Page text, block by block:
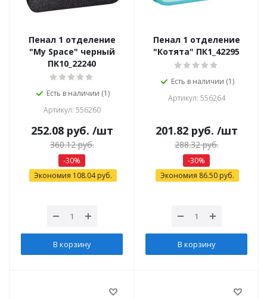
Пенал 1 отделение
"My Space" черный
ПK10_22240
Есть в наличии (1)
Артикул: 556260
252.08руб. /шт
360.12руб.
-30%
Экономия 108.04руб.
В корзину
Пенал 1 отделение
"Котята" ПК1_42295
Есть в наличии (1)
Артикул: 556264
201.82руб. /шт
288.32руб.
-30%
Экономия 86.50 руб.
В корзину